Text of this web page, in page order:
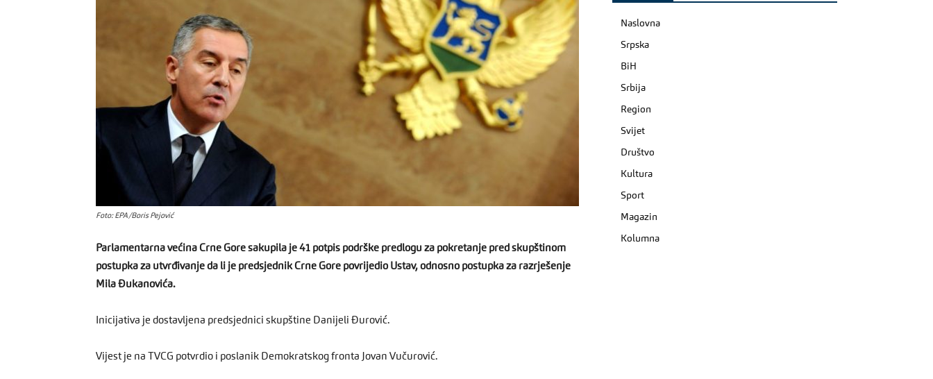
Foto: EPA/Boris Pejović
Parlamentarna većina Crne Gore sakupila je 41 potpis podrške predlogu za pokretanje pred skupštinom
postupka za utvrđivanje da li je predsjednik Crne Gore povrijedio Ustav, odnosno postupka za razrješenje
Mila Đukanovića.
Inicijativa je dostavljena predsjednici skupštine Danijeli Đurović.
Vijest je na TVCG potvrdio i poslanik Demokratskog fronta Jovan Vučurović.
Naslovna
Srpska
BiH
Srbija
Region
Svijet
Društvo
Kultura
Sport
Magazin
Kolumna